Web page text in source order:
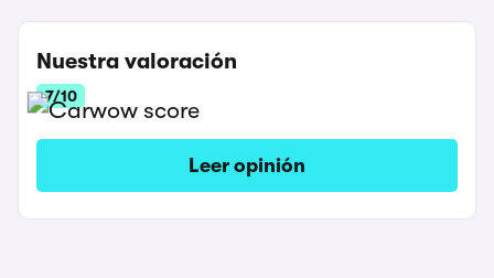
Nuestra valoración
7/10
Leer opinión